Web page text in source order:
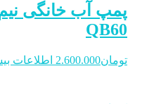
پمپ آب خانگی
QB60
تومان2.600.000 اطلاعات